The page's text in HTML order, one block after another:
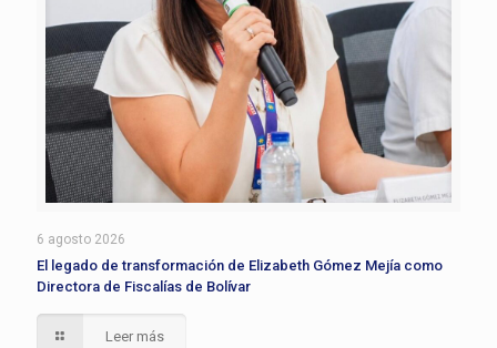
6 agosto 2026
El legado de transformación de Elizabeth Gómez Mejía como
Directora de Fiscalías de Bolívar
Leer más